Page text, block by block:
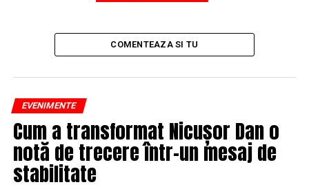
ANDREI VOLOSEVICI NE JIGNESTE
INTELIGENTA/TUPEU DE INFRACTOR MARCA
Este oare o „recompensa” pentru loialitate si
tacere?/Sau este pur si simplu o MITA inaintea
termenului FINAL?
COMENTEAZA SI TU
EVENIMENTE
Cum a transformat Nicușor Dan o
notă de trecere într-un mesaj de
stabilitate